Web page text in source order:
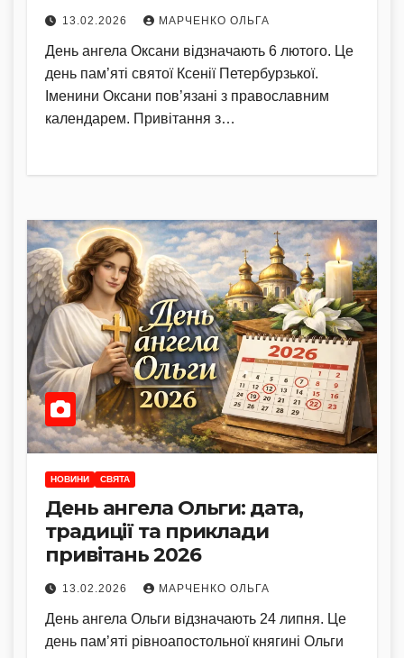
13.02.2026 МАРЧЕНКО ОЛЬГА
День ангела Оксани відзначають 6 лютого. Це
день пам’яті святої Ксенії Петербурзької.
Іменини Оксани пов’язані з православним
календарем. Привітання з…
НОВИНИ СВЯТА
День ангела Ольги: дата,
традиції та приклади
привітань 2026
13.02.2026 МАРЧЕНКО ОЛЬГА
День ангела Ольги відзначають 24 липня. Це
день пам’яті рівноапостольної княгині Ольги